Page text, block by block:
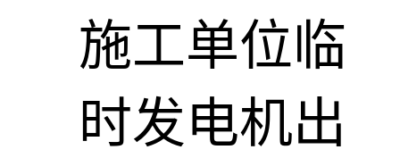
施工单位临
时发电机出